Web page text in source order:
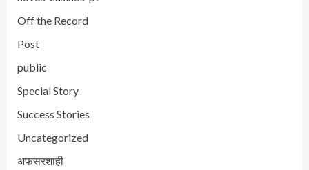
Off the Record
Post
public
Special Story
Success Stories
Uncategorized
अफसरशाही